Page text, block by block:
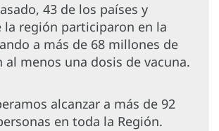
43 de los países y
región participaron en la
a más de 68 millones de
al menos una dosis de vacuna.
alcanzar a más de 92
en toda la Región.